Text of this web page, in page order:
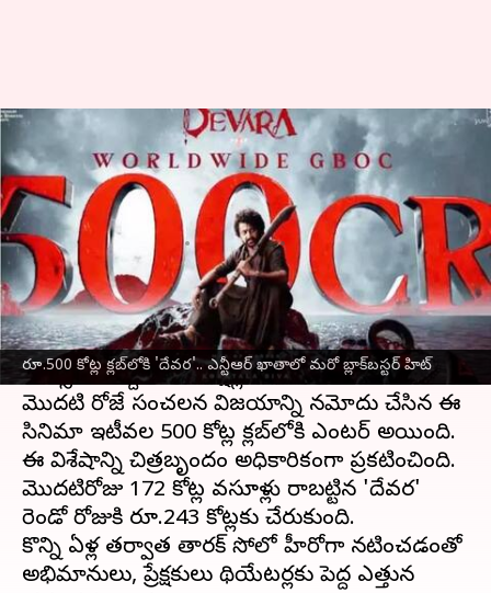
రూ.500 కోట్ల క్లబ్‌లోకి 'దేవర'.. ఎన్టీఆర్‌ ఖాతాలో మరో బ్లాక్‌బస్టర్‌ హిట్‌
Devara: రూ.500 కోట్ల క్లబ్‌లోకి
'దేవర'.. ఎన్టీఆర్‌ ఖాతాలో మరో
బ్లాక్‌బస్టర్‌ హిట్‌
వ్రాసిన వారు Jayachandra Akuri Oct 13, 2024 12:50 pm
ఈ వార్తాకథనం ఏంటి
జూనియర్‌ ఎన్టీఆర్‌హీరోగా నటించిన 'దేవర' సినిమా
బాక్సాఫీస్‌ వద్ద భారీ కలెక్షన్లతో దూసుకుపోతోంది.
మొదటి రోజే సంచలన విజయాన్ని నమోదు చేసిన ఈ
సినిమా ఇటీవల 500 కోట్ల క్లబ్‌లోకి ఎంటర్‌ అయింది.
ఈ విశేషాన్ని చిత్రబృందం అధికారికంగా ప్రకటించింది.
మొదటిరోజు 172 కోట్ల వసూళ్లు రాబట్టిన 'దేవర'
రెండో రోజుకి రూ.243 కోట్లకు చేరుకుంది.
కొన్ని ఏళ్ల తర్వాత తారక్‌ సోలో హీరోగా నటించడంతో
అభిమానులు, ప్రేక్షకులు థియేటర్లకు పెద్ద ఎత్తున